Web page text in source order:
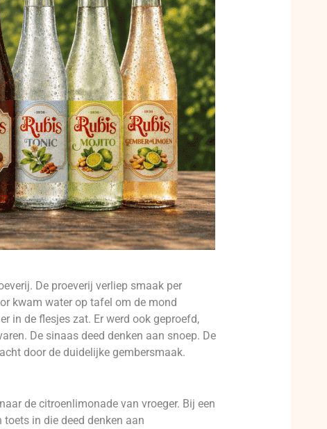
De proeverij verliep smaak per
kwam water op tafel om de mond
in de flesjes zat. Er werd ook geproefd,
De sinaas deed denken aan snoep. De
door de duidelijke gembersmaak.
de citroenlimonade van vroeger. Bij een
in die deed denken aan